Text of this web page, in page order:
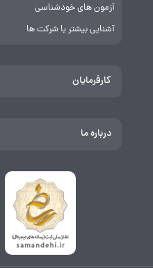
آزمون های خودشناسی
آشنایی بیشتر با شرکت ها
کارفرمایان
درباره ما